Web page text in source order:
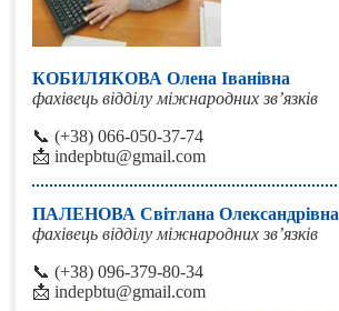
КОБИЛЯКОВА Олена Іванівна
фахівець відділу міжнародних зв’язків
📞 (+38) 066-050-37-74
📩 indepbtu@gmail.com
ПАЛЕНОВА Світлана Олександрівна
фахівець відділу міжнародних зв’язків
📞 (+38) 096-379-80-34
📩 indepbtu@gmail.com